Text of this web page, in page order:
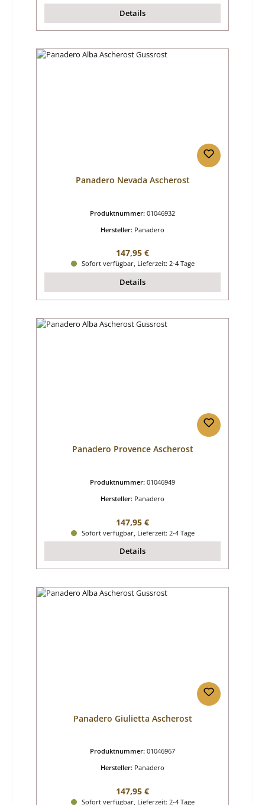
Details
Panadero Nevada Ascherost
Produktnummer: 01046932
Hersteller: Panadero
Regulärer Preis:
147,95 €
Sofort verfügbar, Lieferzeit: 2-4 Tage
Details
Panadero Provence Ascherost
Produktnummer: 01046949
Hersteller: Panadero
Regulärer Preis:
147,95 €
Sofort verfügbar, Lieferzeit: 2-4 Tage
Details
Panadero Giulietta Ascherost
Produktnummer: 01046967
Hersteller: Panadero
Regulärer Preis:
147,95 €
Sofort verfügbar, Lieferzeit: 2-4 Tage